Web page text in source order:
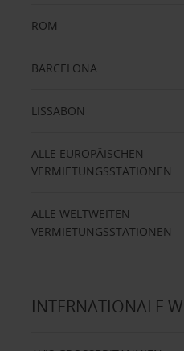
ROM
BARCELONA
LISSABON
ALLE EUROPÄISCHEN
VERMIETUNGSSTATIONEN
ALLE WELTWEITEN
VERMIETUNGSSTATIONEN
INTERNATIONALE